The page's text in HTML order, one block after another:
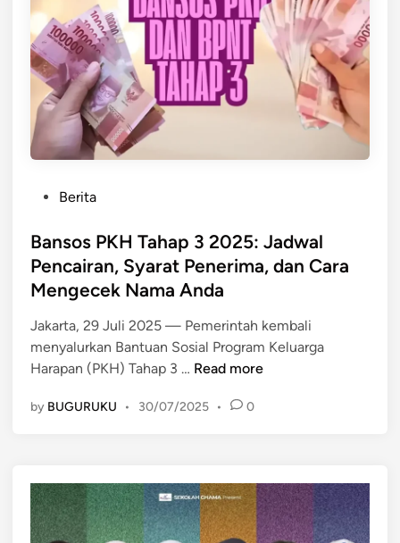
s
t
e
i
n
Berita
Bansos PKH Tahap 3 2025: Jadwal
Pencairan, Syarat Penerima, dan Cara
Mengecek Nama Anda
Jakarta, 29 Juli 2025 — Pemerintah kembali
menyalurkan Bantuan Sosial Program Keluarga
Harapan (PKH) Tahap 3 … B
n
P
K
H
Read more
by BUGURUKU • 30/07/2025 • 0